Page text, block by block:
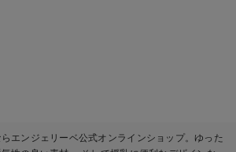
エンジェリーベ公式オンラインショップ。ゆった